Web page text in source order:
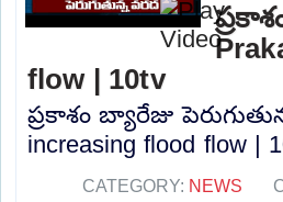
flow | 10tv
ప్రకాశం బ్యారేజు
increasing flood flow |
CATEGORY: NEWS